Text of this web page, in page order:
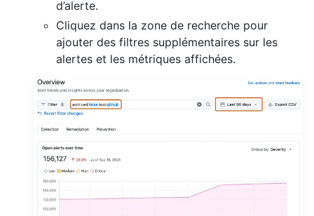
d’alerte.
Cliquez dans la zone de recherche pour
ajouter des filtres supplémentaires sur les
alertes et les métriques affichées.